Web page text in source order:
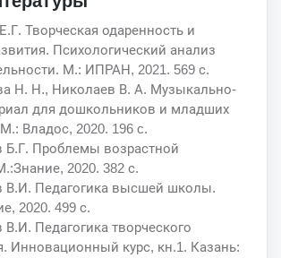
Творческая одаренность и
Психологический анализ
М.: ИПРАН, 2021. 569 с.
Н. Н., Николаев В. А. Музыкально-
для дошкольников и младших
Владос, 2020. 196 c.
Б.Г. Проблемы возрастной
2020. 382 с.
В.И. Педагогика высшей школы.
2020. 499 с.
В.И. Педагогика творческого
Инновационный курс, кн.1. Казань: